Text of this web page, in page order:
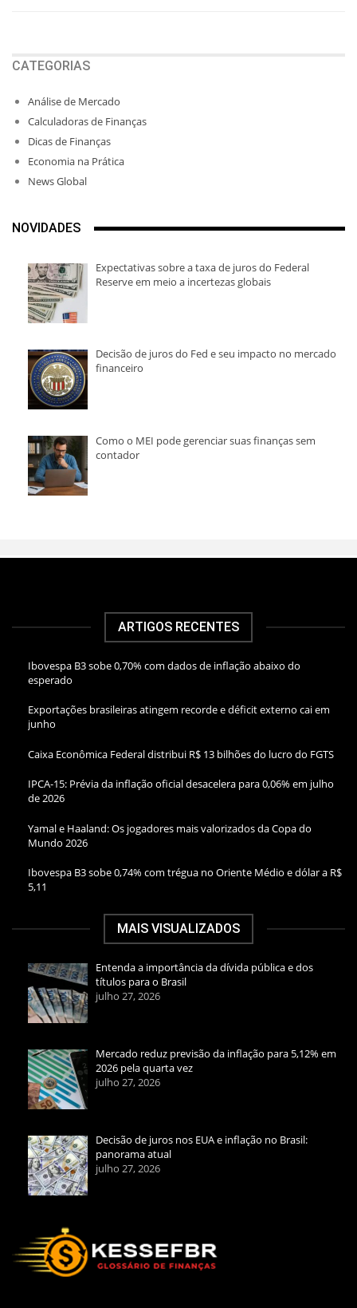
CATEGORIAS
Análise de Mercado
Calculadoras de Finanças
Dicas de Finanças
Economia na Prática
News Global
NOVIDADES
Expectativas sobre a taxa de juros do Federal
Reserve em meio a incertezas globais
Decisão de juros do Fed e seu impacto no mercado
financeiro
Como o MEI pode gerenciar suas finanças sem
contador
ARTIGOS RECENTES
Ibovespa B3 sobe 0,70% com dados de inflação abaixo do
esperado
Exportações brasileiras atingem recorde e déficit externo cai em
junho
Caixa Econômica Federal distribui R$ 13 bilhões do lucro do FGTS
IPCA-15: Prévia da inflação oficial desacelera para 0,06% em julho
de 2026
Yamal e Haaland: Os jogadores mais valorizados da Copa do
Mundo 2026
Ibovespa B3 sobe 0,74% com trégua no Oriente Médio e dólar a R$
5,11
MAIS VISUALIZADOS
Entenda a importância da dívida pública e dos
títulos para o Brasil
julho 27, 2026
Mercado reduz previsão da inflação para 5,12% em
2026 pela quarta vez
julho 27, 2026
Decisão de juros nos EUA e inflação no Brasil:
panorama atual
julho 27, 2026